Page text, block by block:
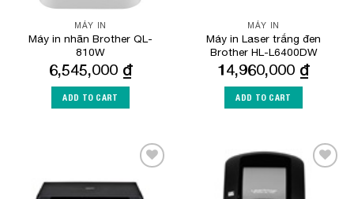
MÁY IN
Máy in nhãn Brother QL-
810W
6,545,000 ₫
ADD TO CART
MÁY IN
Máy in Laser trắng đen
Brother HL-L6400DW
14,960,000 ₫
ADD TO CART
Wishlist
Add to